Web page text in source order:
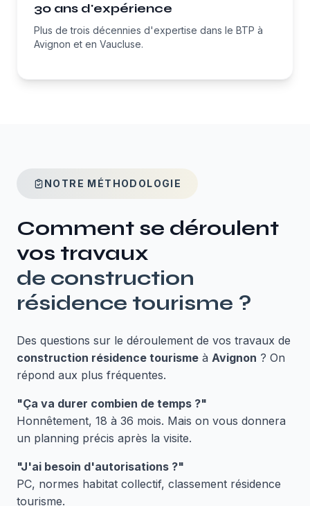
30 ans d'expérience
Plus de trois décennies d'expertise dans le BTP à
Avignon et en Vaucluse.
NOTRE MÉTHODOLOGIE
Comment se déroulent
vos travaux
de construction
résidence tourisme ?
Des questions sur le déroulement de vos travaux de
construction résidence tourisme à Avignon ? On
répond aux plus fréquentes.
"Ça va durer combien de temps ?"
Honnêtement, 18 à 36 mois. Mais on vous donnera
un planning précis après la visite.
"J'ai besoin d'autorisations ?"
PC, normes habitat collectif, classement résidence
tourisme.